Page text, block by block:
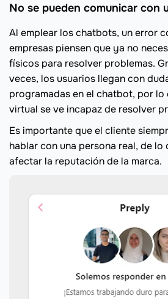
No se pueden comunicar con
Al emplear los chatbots, un error
empresas piensen que ya no
físicos para resolver problemas.
veces, los usuarios llegan con
programadas en el chatbot, por lo
virtual se ve incapaz de resolver
Es importante que el cliente
hablar con una persona real, de
afectar la reputación de la marca.